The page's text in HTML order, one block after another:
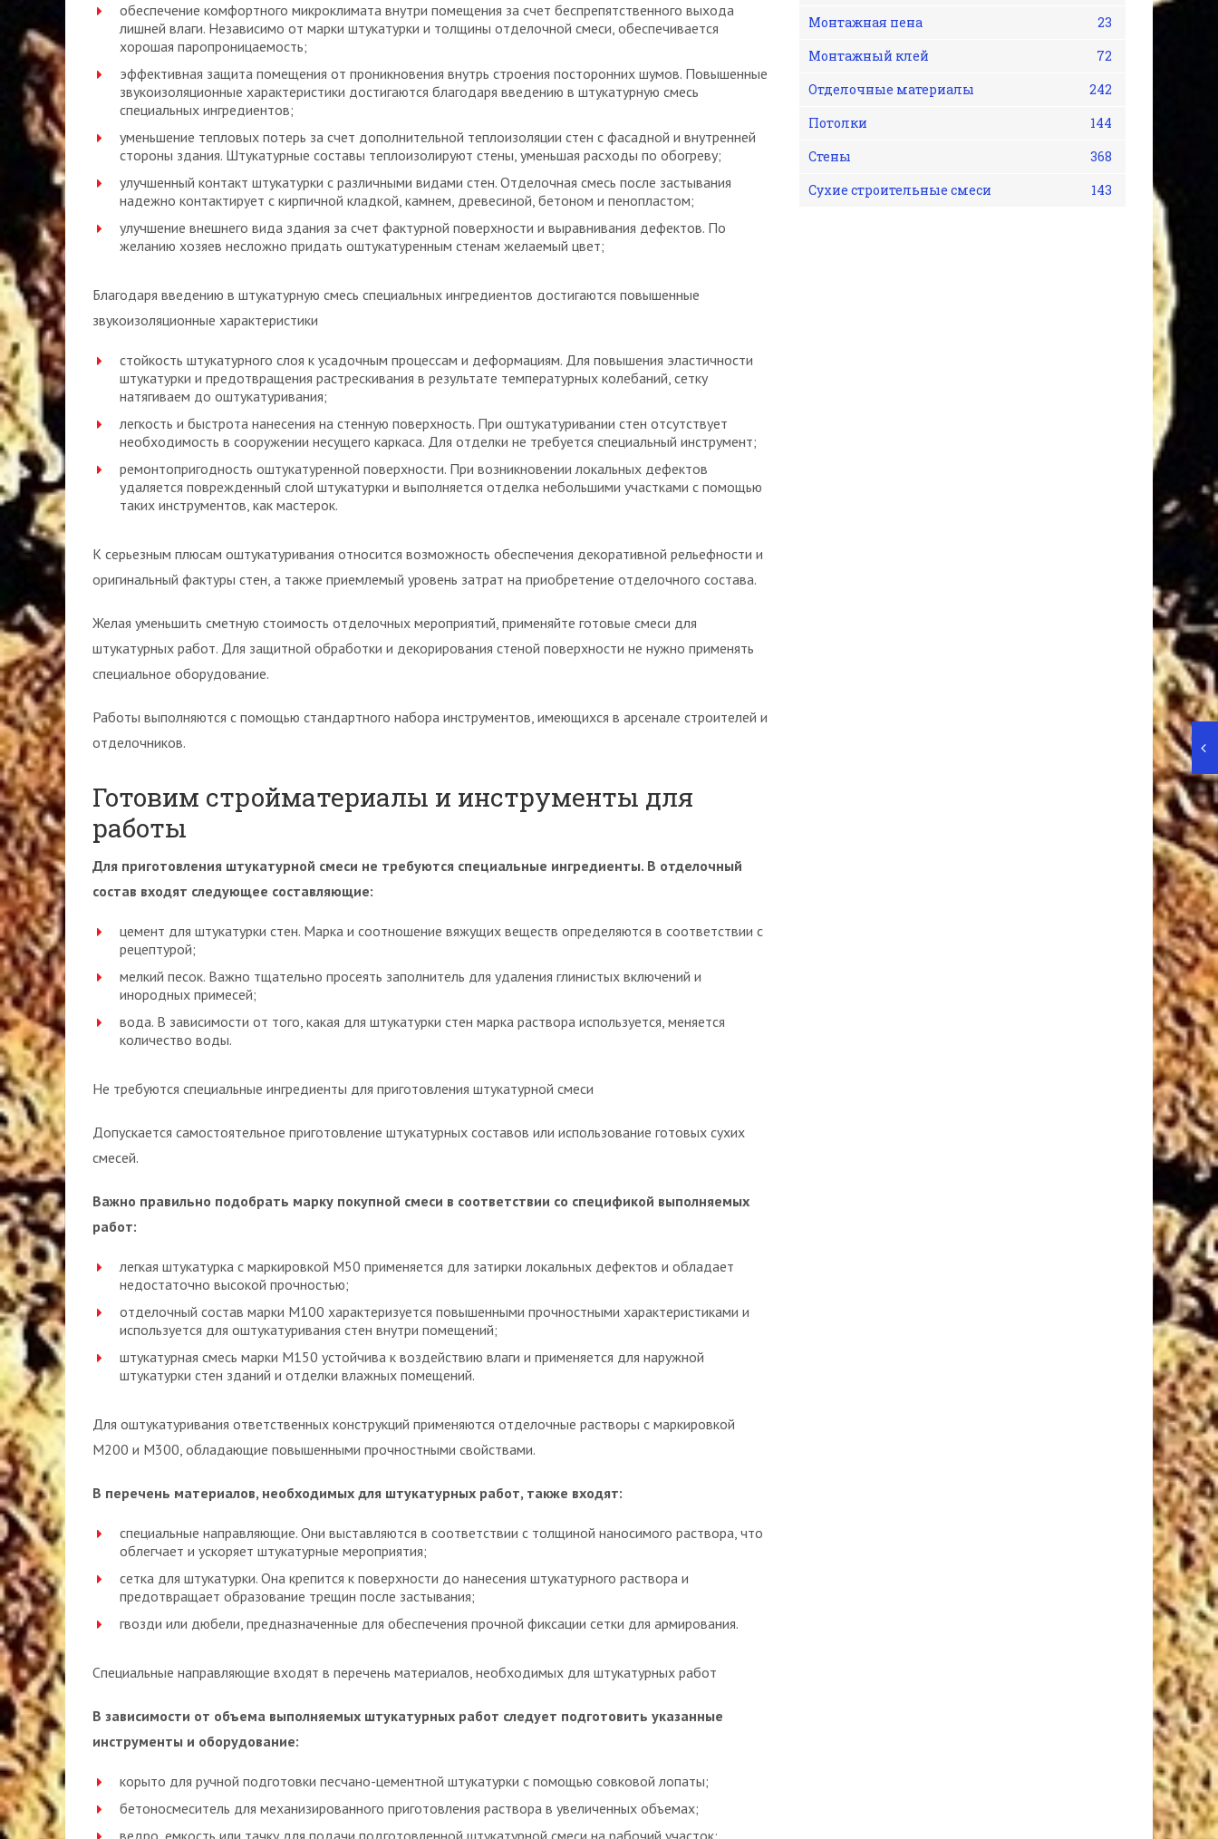
обеспечение комфортного микроклимата внутри помещения за счет беспрепятственного выхода
лишней влаги. Независимо от марки штукатурки и толщины отделочной смеси, обеспечивается
хорошая паропроницаемость;
эффективная защита помещения от проникновения внутрь строения посторонних шумов. Повышенные
звукоизоляционные характеристики достигаются благодаря введению в штукатурную смесь
специальных ингредиентов;
уменьшение тепловых потерь за счет дополнительной теплоизоляции стен с фасадной и внутренней
стороны здания. Штукатурные составы теплоизолируют стены, уменьшая расходы по обогреву;
улучшенный контакт штукатурки с различными видами стен. Отделочная смесь после застывания
надежно контактирует с кирпичной кладкой, камнем, древесиной, бетоном и пенопластом;
улучшение внешнего вида здания за счет фактурной поверхности и выравнивания дефектов. По
желанию хозяев несложно придать оштукатуренным стенам желаемый цвет;
Благодаря введению в штукатурную смесь специальных ингредиентов достигаются повышенные
звукоизоляционные характеристики
стойкость штукатурного слоя к усадочным процессам и деформациям. Для повышения эластичности
штукатурки и предотвращения растрескивания в результате температурных колебаний, сетку
натягиваем до оштукатуривания;
легкость и быстрота нанесения на стенную поверхность. При оштукатуривании стен отсутствует
необходимость в сооружении несущего каркаса. Для отделки не требуется специальный инструмент;
ремонтопригодность оштукатуренной поверхности. При возникновении локальных дефектов
удаляется поврежденный слой штукатурки и выполняется отделка небольшими участками с помощью
таких инструментов, как мастерок.
К серьезным плюсам оштукатуривания относится возможность обеспечения декоративной рельефности и
оригинальный фактуры стен, а также приемлемый уровень затрат на приобретение отделочного состава.
Желая уменьшить сметную стоимость отделочных мероприятий, применяйте готовые смеси для
штукатурных работ. Для защитной обработки и декорирования стеной поверхности не нужно применять
специальное оборудование.
Работы выполняются с помощью стандартного набора инструментов, имеющихся в арсенале строителей и
отделочников.
Готовим стройматериалы и инструменты для
работы
Для приготовления штукатурной смеси не требуются специальные ингредиенты. В отделочный
состав входят следующее составляющие:
цемент для штукатурки стен. Марка и соотношение вяжущих веществ определяются в соответствии с
рецептурой;
мелкий песок. Важно тщательно просеять заполнитель для удаления глинистых включений и
инородных примесей;
вода. В зависимости от того, какая для штукатурки стен марка раствора используется, меняется
количество воды.
Не требуются специальные ингредиенты для приготовления штукатурной смеси
Допускается самостоятельное приготовление штукатурных составов или использование готовых сухих
смесей.
Важно правильно подобрать марку покупной смеси в соответствии со спецификой выполняемых
работ:
легкая штукатурка с маркировкой М50 применяется для затирки локальных дефектов и обладает
недостаточно высокой прочностью;
отделочный состав марки М100 характеризуется повышенными прочностными характеристиками и
используется для оштукатуривания стен внутри помещений;
штукатурная смесь марки М150 устойчива к воздействию влаги и применяется для наружной
штукатурки стен зданий и отделки влажных помещений.
Для оштукатуривания ответственных конструкций применяются отделочные растворы с маркировкой
М200 и М300, обладающие повышенными прочностными свойствами.
В перечень материалов, необходимых для штукатурных работ, также входят:
специальные направляющие. Они выставляются в соответствии с толщиной наносимого раствора, что
облегчает и ускоряет штукатурные мероприятия;
сетка для штукатурки. Она крепится к поверхности до нанесения штукатурного раствора и
предотвращает образование трещин после застывания;
гвозди или дюбели, предназначенные для обеспечения прочной фиксации сетки для армирования.
Специальные направляющие входят в перечень материалов, необходимых для штукатурных работ
В зависимости от объема выполняемых штукатурных работ следует подготовить указанные
инструменты и оборудование:
корыто для ручной подготовки песчано-цементной штукатурки с помощью совковой лопаты;
бетоносмеситель для механизированного приготовления раствора в увеличенных объемах;
ведро, емкость или тачку для подачи подготовленной штукатурной смеси на рабочий участок;
Монтажная пена
23
Монтажный клей
72
Отделочные материалы
242
Потолки
144
Стены
368
Сухие строительные смеси
143